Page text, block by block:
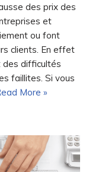
des prix des
et
ou font
clients. En effet
des difficultés
faillites. Si vous
More »